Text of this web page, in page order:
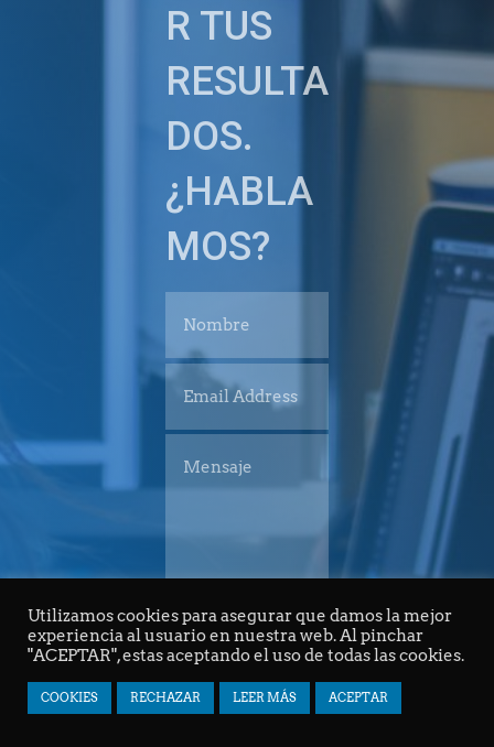
R TUS
RESULTA
DOS.
¿HABLA
MOS?
ENVIAR
Utilizamos cookies para asegurar que damos la mejor
experiencia al usuario en nuestra web. Al pinchar
"ACEPTAR", estas aceptando el uso de todas las cookies.
COOKIES RECHAZAR LEER MÁS ACEPTAR